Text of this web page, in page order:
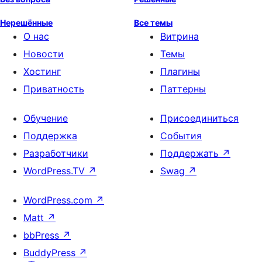
Нерешённые Все темы
О нас
Новости
Хостинг
Приватность
Витрина
Темы
Плагины
Паттерны
Обучение
Поддержка
Разработчики
WordPress.TV ↗
Присоединиться
События
Поддержать ↗
Swag ↗
WordPress.com ↗
Matt ↗
bbPress ↗
BuddyPress ↗